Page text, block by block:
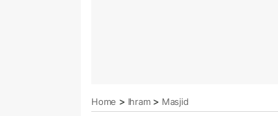
Home > Ihram> Masjid